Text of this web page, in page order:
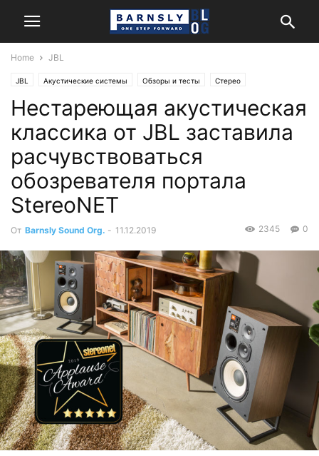
Home JBL
JBL Акустические системы Обзоры и тесты Стерео
Нестареющая акустическая
классика от JBL заставила
расчувствоваться
обозревателя портала
StereoNET
От Barnsly Sound Org. - 11.12.2019 0
2345